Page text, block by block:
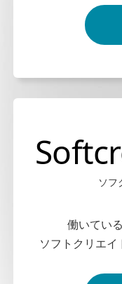
ソフ
働いてい
ソフトクリエイ